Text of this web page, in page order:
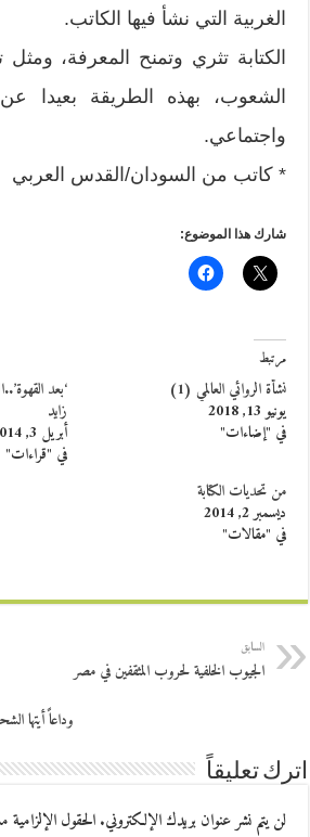
الغربية التي نشأ فيها الكاتب.
الكتابة تثري وتمنح المعرفة، ومثل
الشعوب، بهذه الطريقة بعيدا
واجتماعي.
* كاتب من السودان/القدس العربي
شارك هذا الموضوع:
مرتبط
نشأة الروائي العالمي (1)
يونيو 13, 2018
في "إضاءات"
‘بعد
زايد
أبريل 3, 2014
في "قراءات"
من تحديات الكتابة
ديسمبر 2, 2014
في "مقالات"
السابق
الجيوب الخلفية لحروب المثقفين في مصر
وداعاً أيتها
اترك تعليقاً
لن يتم نشر عنوان بريدك الإلكتروني.الحقول الإلزامية